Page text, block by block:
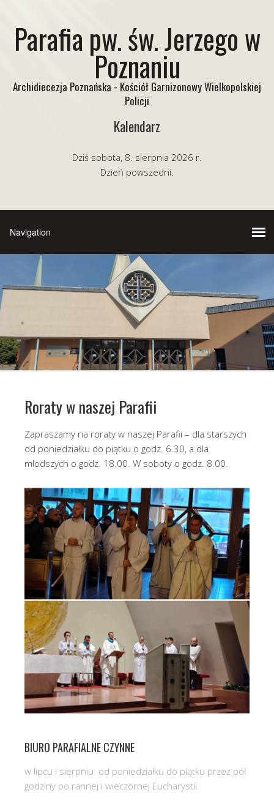
Parafia pw. św. Jerzego w
Poznaniu
Archidiecezja Poznańska - Kościół Garnizonowy Wielkopolskiej
Policji
Kalendarz
Dziś sobota, 8. sierpnia 2026 r.
Dzień powszedni.
Roraty w naszej Parafii
Zapraszamy na roraty w naszej Parafii – dla starszych
od poniedziałku do piątku o godz. 6.30, a dla
młodszych o godz. 18.00. W soboty o godz. 8.00.
BIURO PARAFIALNE CZYNNE
w lipcu i sierpniu: od poniedziałku do piątku przez pół
godziny po rannej i wieczornej Eucharystii